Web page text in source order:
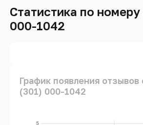
Статистика по
000-1042
График появления
(301) 000-1042
5